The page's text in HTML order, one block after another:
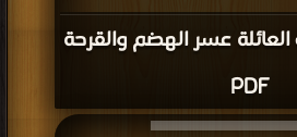
عسر الهضم والقرحة
PDF